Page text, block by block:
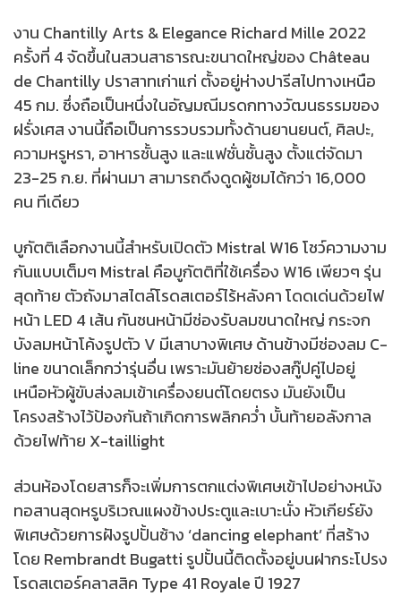
งาน Chantilly Arts & Elegance Richard Mille 2022
ครั้งที่ 4 จัดขึ้นในสวนสาธารณะขนาดใหญ่ของ Château
de Chantilly ปราสาทเก่าแก่ ตั้งอยู่ห่างปารีสไปทางเหนือ
45 กม. ซึ่งถือเป็นหนึ่งในอัญมณีมรดกทางวัฒนธรรมของ
ฝรั่งเศส งานนี้ถือเป็นการรวบรวมทั้งด้านยานยนต์, ศิลปะ,
ความหรูหรา, อาหารชั้นสูง และแฟชั่นชั้นสูง ตั้งแต่จัดมา
23-25 ก.ย. ที่ผ่านมา สามารถดึงดูดผู้ชมได้กว่า 16,000
คน ทีเดียว
บูกัตติเลือกงานนี้สำหรับเปิดตัว Mistral W16 โชว์ความงาม
กันแบบเต็มๆ Mistral คือบูกัตติที่ใช้เครื่อง W16 เพียวๆ รุ่น
สุดท้าย ตัวถังมาสไตล์โรดสเตอร์ไร้หลังคา โดดเด่นด้วยไฟ
หน้า LED 4 เส้น กันชนหน้ามีช่องรับลมขนาดใหญ่ กระจก
บังลมหน้าโค้งรูปตัว V มีเสาบางพิเศษ ด้านข้างมีช่องลม C-
line ขนาดเล็กกว่ารุ่นอื่น เพราะมันย้ายช่องสกู๊ปคู่ไปอยู่
เหนือหัวผู้ขับส่งลมเข้าเครื่องยนต์โดยตรง มันยังเป็น
โครงสร้างไว้ป้องกันถ้าเกิดการพลิกคว่ำ บั้นท้ายอลังกาล
ด้วยไฟท้าย X-taillight
ส่วนห้องโดยสารก็จะเพิ่มการตกแต่งพิเศษเข้าไปอย่างหนัง
ทอสานสุดหรูบริเวณแผงข้างประตูและเบาะนั่ง หัวเกียร์ยัง
พิเศษด้วยการฝังรูปปั้นช้าง ‘dancing elephant’ ที่สร้าง
โดย Rembrandt Bugatti รูปปั้นนี้ติดตั้งอยู่บนฝากระโปรง
โรดสเตอร์คลาสสิค Type 41 Royale ปี 1927